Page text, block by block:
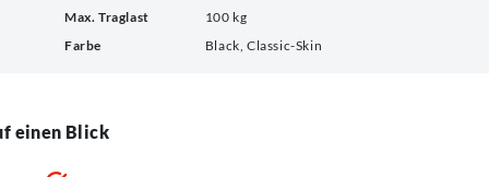
Max. Traglast
100 kg
Farbe
Black, Classic-Skin
einen Blick